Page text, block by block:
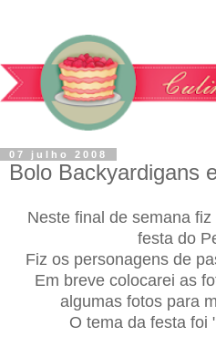
07 julho 2008
Bolo Backyardigans
Neste final de semana
festa do
Fiz os personagens de
Em breve colocarei as
algumas fotos para
O tema da festa foi